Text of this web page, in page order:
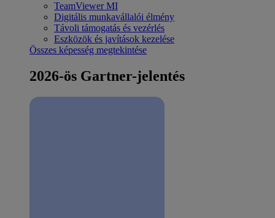
TeamViewer MI
Digitális munkavállalói élmény
Távoli támogatás és vezérlés
Eszközök és javítások kezelése
Összes képesség megtekintése
2026-ös Gartner-jelentés